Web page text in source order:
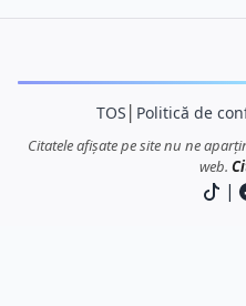
TOS Politică de
Citatele afișate pe site nu ne
web.
|